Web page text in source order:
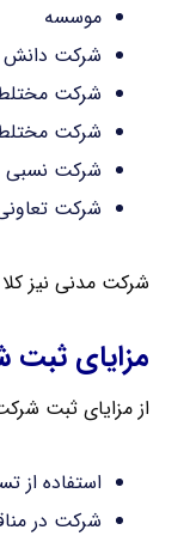
موسسه
شرکت دانش
شرکت
شرکت
شرکت نسبی
شرکت
شرکت مدنی نیز
مزایای
از مزایای ثبت
استفاده از
شرکت در